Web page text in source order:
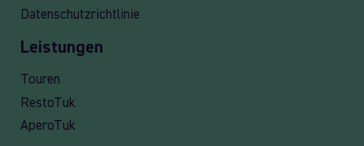
Datenschutzrichtlinie
Leistungen
Touren
RestoTuk
AperoTuk